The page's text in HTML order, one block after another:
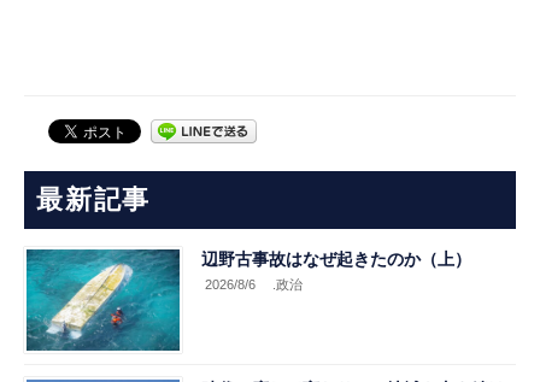
最新記事
辺野古事故はなぜ起きたのか（上）
2026/8/6 .政治